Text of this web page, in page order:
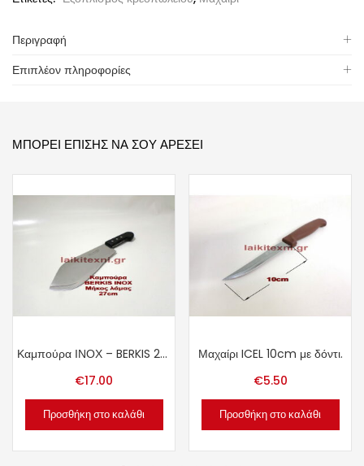
Περιγραφή
Επιπλέον πληροφορίες
ΜΠΟΡΕΊ ΕΠΊΣΗΣ ΝΑ ΣΟΥ ΑΡΈΣΕΙ
Καμπούρα ΙΝΟΧ – BERKIS 27cm.
€17.00
Προσθήκη στο καλάθι
Μαχαίρι ICEL 10cm με δόντι.
€5.50
Προσθήκη στο καλάθι